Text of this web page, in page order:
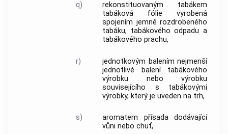
q)
rekonstituovaným tabákem
tabáková fólie vyrobená
spojením jemně rozdrobeného
tabáku, tabákového odpadu a
tabákového prachu,
r) jednotkovým balením nejmenší
jednotlivé balení tabákového
výrobku nebo výrobku
souvisejícího s tabákovými
výrobky, který je uveden na trh,
s)
aromatem přísada dodávající
vůni nebo chuť,